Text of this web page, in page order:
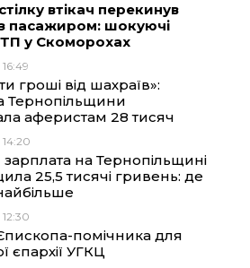
e
r
a
m
t
втікач перекинув
пасажиром: шокуючі
у Скоморохах
гроші від шахраїв»:
Тернопільщини
аферистам 28 тисяч
на Тернопільщині
25,5 тисячі гривень: де
помічника для
єпархії УГКЦ